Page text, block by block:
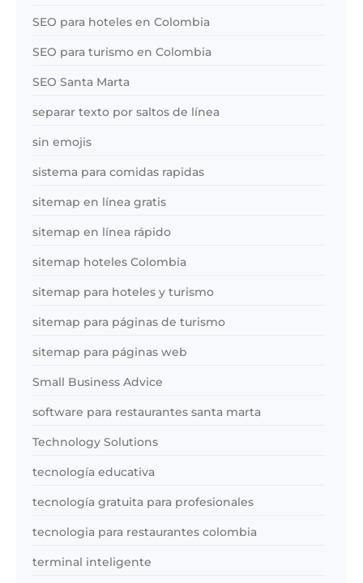
SEO para hoteles en Colombia
SEO para turismo en Colombia
SEO Santa Marta
separar texto por saltos de línea
sin emojis
sistema para comidas rapidas
sitemap en línea gratis
sitemap en línea rápido
sitemap hoteles Colombia
sitemap para hoteles y turismo
sitemap para páginas de turismo
sitemap para páginas web
Small Business Advice
software para restaurantes santa marta
Technology Solutions
tecnología educativa
tecnología gratuita para profesionales
tecnologia para restaurantes colombia
terminal inteligente